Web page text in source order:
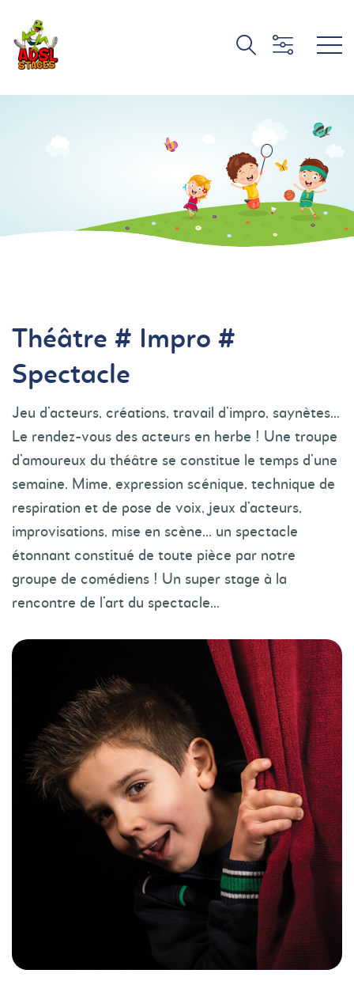
Théâtre # Impro #
Spectacle
Jeu d’acteurs, créations, travail d’impro, saynètes…
Le rendez-vous des acteurs en herbe ! Une troupe
d’amoureux du théâtre se constitue le temps d’une
semaine. Mime, expression scénique, technique de
respiration et de pose de voix, jeux d’acteurs,
improvisations, mise en scène… un spectacle
étonnant constitué de toute pièce par notre
groupe de comédiens ! Un super stage à la
rencontre de l’art du spectacle…